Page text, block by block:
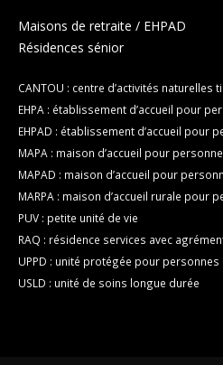
Maisons de retraite / EHPAD
Résidences sénior
CANTOU : centre d’activités naturelles
EHPA : établissement d’accueil pour
EHPAD : établissement d’accueil pour
MAPA : maison d’accueil pour
MAPAD : maison d’accueil pour
MARPA : maison d’accueil rurale pour
PUV : petite unité de vie
RAQ : résidence services avec
UPPD : unité protégée pour
USLD : unité de soins longue durée